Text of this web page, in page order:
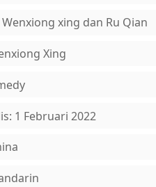
xing dan Ru Qian
Xing
1 Februari 2022